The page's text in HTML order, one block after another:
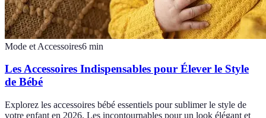
Mode et Accessoires6 min
Les Accessoires Indispensables pour Élever le Style
de Bébé
Explorez les accessoires bébé essentiels pour sublimer le style de
votre enfant en 2026. Les incontournables pour un look élégant et